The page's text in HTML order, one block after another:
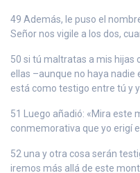
49 Además, le puso el
Señor nos vigile a los dos,
50 si tú maltratas a mis hijas
ellas –aunque no haya
está como testigo entre tú y
51 Luego añadió: «Mira este
conmemorativa que yo erigí
52 una y otra cosa serán
iremos más allá de este